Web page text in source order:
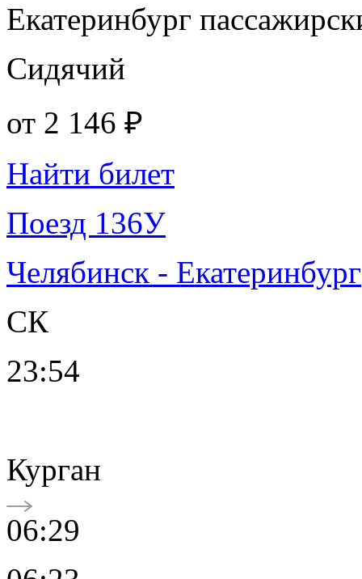
Екатеринбург
Сидячий
от 2 146 ₽
Найти билет
Поезд 136У
Челябинск - Екатеринбург
СК
23:54
Курган
06:29